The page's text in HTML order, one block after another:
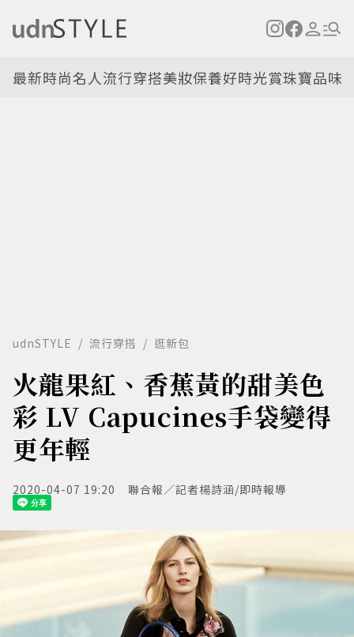
最新時尚名人流行穿搭美妝保養好時光賞珠寶品味
udnSTYLE 流行穿搭 逛新包
火龍果紅、香蕉黃的甜美色
彩 LV Capucines手袋變得
更年輕
2020-04-07 19:20 聯合報／記者楊詩涵/即時報導